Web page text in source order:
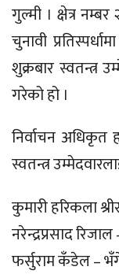
गुल्मी । क्षेत्र
चुनावी
शुक्रबार स्वतन्त्र
गरेको हो ।
निर्वाचन अधिकृत
स्वतन्त्र
कुमारी हरिकला
नरेन्द्रप्रसाद
फर्सुराम कँडेल –